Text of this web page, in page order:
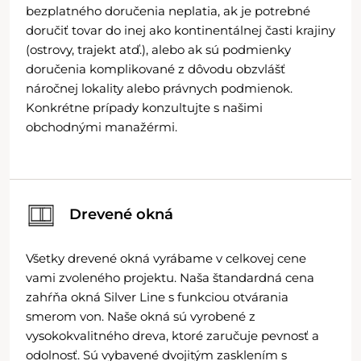
bezplatného doručenia neplatia, ak je potrebné
doručiť tovar do inej ako kontinentálnej časti krajiny
(ostrovy, trajekt atď.), alebo ak sú podmienky
doručenia komplikované z dôvodu obzvlášť
náročnej lokality alebo právnych podmienok.
Konkrétne prípady konzultujte s našimi
obchodnými manažérmi.
Drevené okná
Všetky drevené okná vyrábame v celkovej cene
vami zvoleného projektu. Naša štandardná cena
zahŕňa okná Silver Line s funkciou otvárania
smerom von. Naše okná sú vyrobené z
vysokokvalitného dreva, ktoré zaručuje pevnosť a
odolnosť. Sú vybavené dvojitým zasklením s